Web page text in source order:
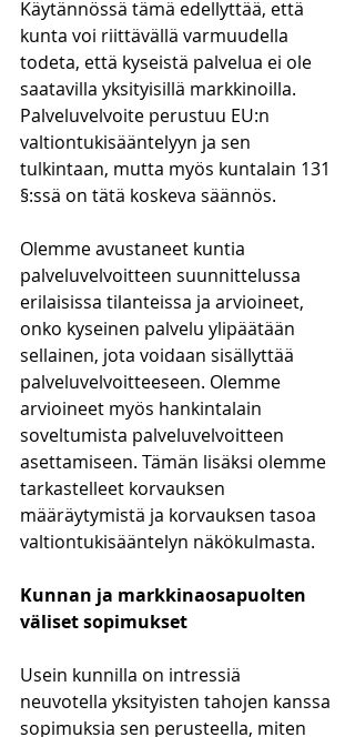
Käytännössä tämä edellyttää, että
kunta voi riittävällä varmuudella
todeta, että kyseistä palvelua ei ole
saatavilla yksityisillä markkinoilla.
Palveluvelvoite perustuu EU:n
valtiontukisääntelyyn ja sen
tulkintaan, mutta myös kuntalain 131
§:ssä on tätä koskeva säännös.
Olemme avustaneet kuntia
palveluvelvoitteen suunnittelussa
erilaisissa tilanteissa ja arvioineet,
onko kyseinen palvelu ylipäätään
sellainen, jota voidaan sisällyttää
palveluvelvoitteeseen. Olemme
arvioineet myös hankintalain
soveltumista palveluvelvoitteen
asettamiseen. Tämän lisäksi olemme
tarkastelleet korvauksen
määräytymistä ja korvauksen tasoa
valtiontukisääntelyn näkökulmasta.
Kunnan ja markkinaosapuolten
väliset sopimukset
Usein kunnilla on intressiä
neuvotella yksityisten tahojen kanssa
sopimuksia sen perusteella, miten